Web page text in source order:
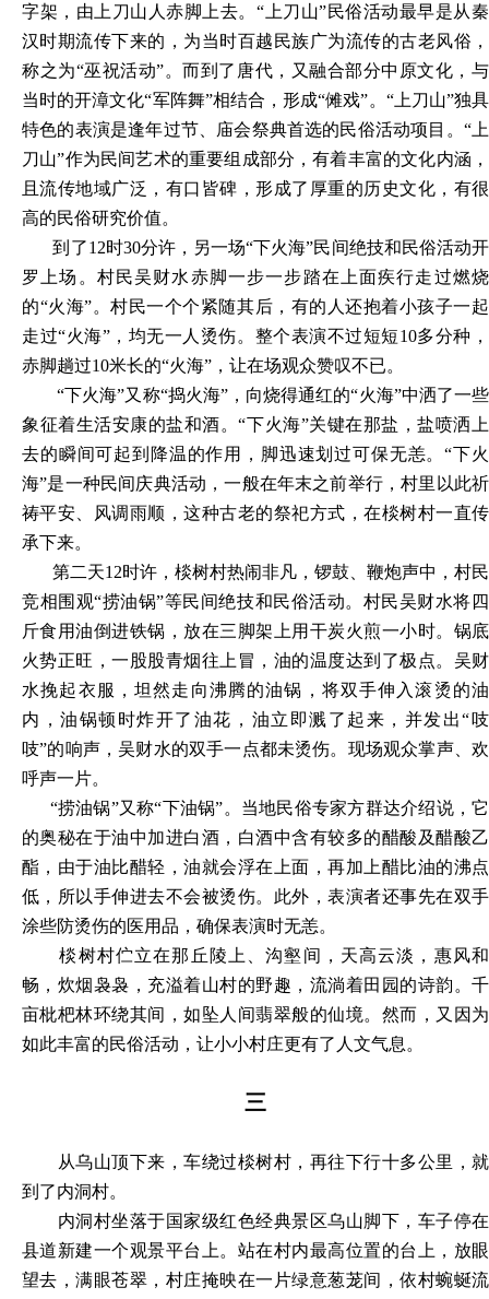
字架，由上刀山人赤脚上去。“上刀山”民俗活动最早是从秦
汉时期流传下来的，为当时百越民族广为流传的古老风俗，
称之为“巫祝活动”。而到了唐代，又融合部分中原文化，与
当时的开漳文化“军阵舞”相结合，形成“傩戏”。“上刀山”独具
特色的表演是逢年过节、庙会祭典首选的民俗活动项目。“上
刀山”作为民间艺术的重要组成部分，有着丰富的文化内涵，
且流传地域广泛，有口皆碑，形成了厚重的历史文化，有很
高的民俗研究价值。
到了12时30分许，另一场“下火海”民间绝技和民俗活动开
罗上场。村民吴财水赤脚一步一步踏在上面疾行走过燃烧
的“火海”。村民一个个紧随其后，有的人还抱着小孩子一起
走过“火海”，均无一人烫伤。整个表演不过短短10多分种，
赤脚趟过10米长的“火海”，让在场观众赞叹不已。
“下火海”又称“捣火海”，向烧得通红的“火海”中洒了一些
象征着生活安康的盐和酒。“下火海”关键在那盐，盐喷洒上
去的瞬间可起到降温的作用，脚迅速划过可保无恙。“下火
海”是一种民间庆典活动，一般在年末之前举行，村里以此祈
祷平安、风调雨顺，这种古老的祭祀方式，在棪树村一直传
承下来。
第二天12时许，棪树村热闹非凡，锣鼓、鞭炮声中，村民
竞相围观“捞油锅”等民间绝技和民俗活动。村民吴财水将四
斤食用油倒进铁锅，放在三脚架上用干炭火煎一小时。锅底
火势正旺，一股股青烟往上冒，油的温度达到了极点。吴财
水挽起衣服，坦然走向沸腾的油锅，将双手伸入滚烫的油
内，油锅顿时炸开了油花，油立即溅了起来，并发出“吱
吱”的响声，吴财水的双手一点都未烫伤。现场观众掌声、欢
呼声一片。
“捞油锅”又称“下油锅”。当地民俗专家方群达介绍说，它
的奥秘在于油中加进白酒，白酒中含有较多的醋酸及醋酸乙
酯，由于油比醋轻，油就会浮在上面，再加上醋比油的沸点
低，所以手伸进去不会被烫伤。此外，表演者还事先在双手
涂些防烫伤的医用品，确保表演时无恙。
棪树村伫立在那丘陵上、沟壑间，天高云淡，惠风和
畅，炊烟袅袅，充溢着山村的野趣，流淌着田园的诗韵。千
亩枇杷林环绕其间，如坠人间翡翠般的仙境。然而，又因为
如此丰富的民俗活动，让小小村庄更有了人文气息。
三
从乌山顶下来，车绕过棪树村，再往下行十多公里，就
到了内洞村。
内洞村坐落于国家级红色经典景区乌山脚下，车子停在
县道新建一个观景平台上。站在村内最高位置的台上，放眼
望去，满眼苍翠，村庄掩映在一片绿意葱茏间，依村蜿蜒流